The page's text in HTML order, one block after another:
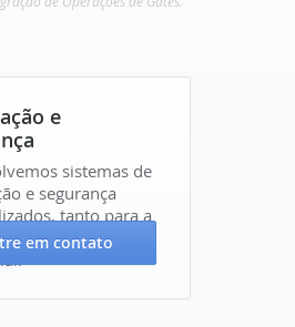
em contato
e
sistemas de
e segurança
tanto para a
quanto